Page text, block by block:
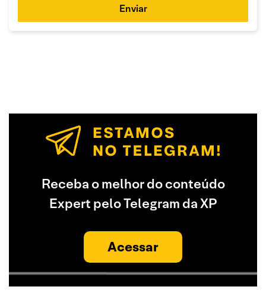
Enviar
Receba o melhor do conteúdo
Expert pelo Telegram da XP
Acessar